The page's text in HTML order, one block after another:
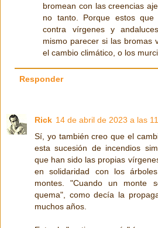
bromean con las creencias
no tanto. Porque estos que
contra vírgenes y
mismo parecer si las bromas
el cambio climático, o los
Responder
Rick 14 de abril de 2023 a las
Sí, yo también creo que el
esta sucesión de incendios
que han sido las propias
en solidaridad con los
montes. "Cuando un monte
quema", como decía la
muchos años.